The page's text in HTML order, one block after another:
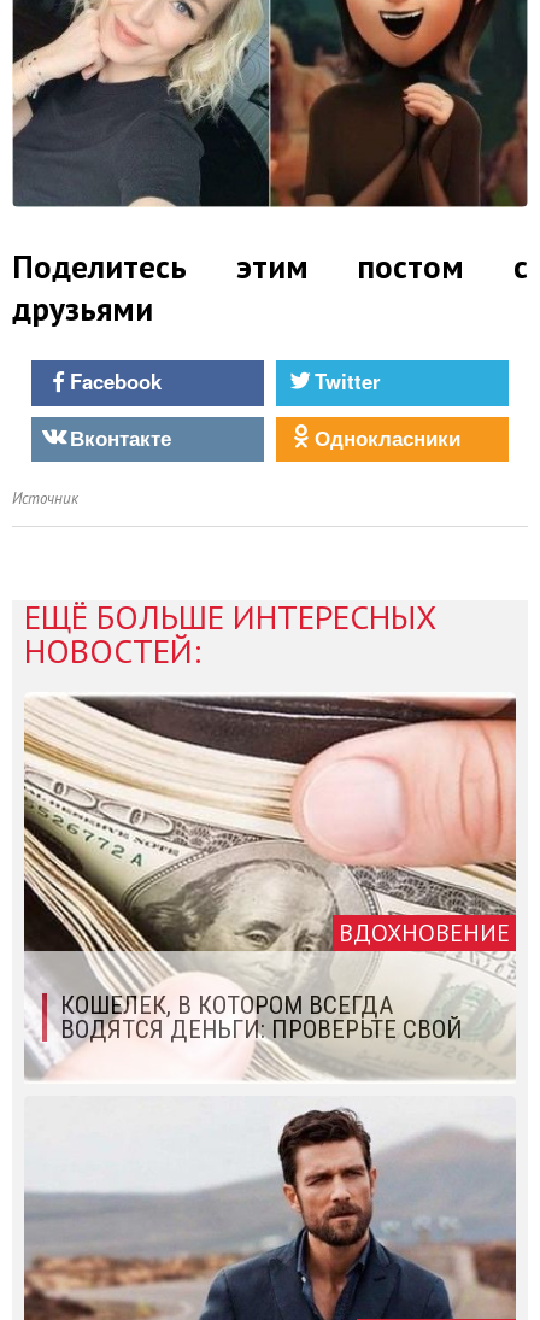
Поделитесь этим постом с
друзьями
Facebook
Twitter
Вконтакте
Однокласники
Источник
ЕЩЁ БОЛЬШЕ ИНТЕРЕСНЫХ
НОВОСТЕЙ:
ВДОХНОВЕНИЕ
КОШЕЛЕК, В КОТОРОМ ВСЕГДА
ВОДЯТСЯ ДЕНЬГИ: ПРОВЕРЬТЕ СВОЙ